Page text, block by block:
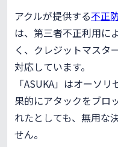
アクルが提供する不正
は、第三者不正利用に
く、クレジットマスタ
対応しています。
「ASUKA」はオーソ
果的にアタックをブロ
れたとしても、無用な
せん。